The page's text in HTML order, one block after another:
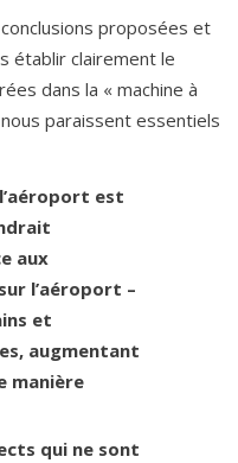
proposées et
établir clairement le
dans la « machine à
paraissent essentiels
est
aux
l’aéroport –
et
augmentant
manière
qui ne sont